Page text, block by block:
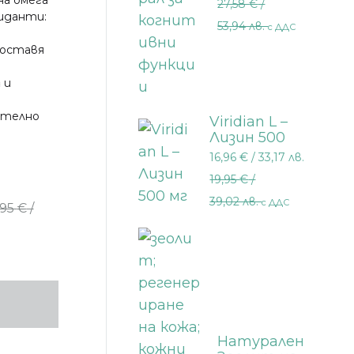
и
€/
когнитивни
функции 30
27,58€/
53,94 лв.с ДДС
Viridian L –
Лизин 500
мг 30
16,96€ / 33,17 лв.
19,95€/
39,02 лв.с ДДС
Натурален